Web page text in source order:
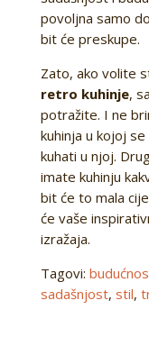
povoljna samo
bit će preskupe.
Zato, ako volite
retro kuhinje,
potražite. I ne
kuhinja u kojoj
kuhati u njoj.
imate kuhinju
bit će to mala
će vaše
izražaja.
Tagovi:
sadašnjost, stil,